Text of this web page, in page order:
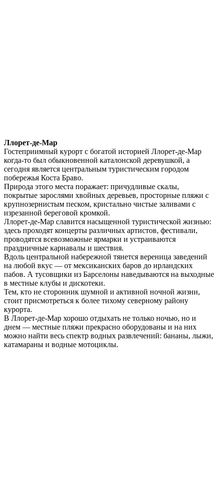
Ллорет‑де‑Мар
Гостеприимный курорт с богатой историей Ллорет-де-Мар
когда-то был обыкновенной каталонской деревушкой, а
сегодня является центральным туристическим городом
побережья Коста Браво.
Природа этого места поражает: причудливые скалы,
покрытые зарослями хвойных деревьев, просторные пляжи с
крупнозернистым песком, кристально чистые заливами с
изрезанной береговой кромкой.
Ллорет-де-Мар славится насыщенной туристической жизнью:
здесь проходят концерты различных артистов, фестивали,
проводятся всевозможные ярмарки и устраиваются
праздничные карнавалы и шествия.
Вдоль центральной набережной тянется вереница заведений
на любой вкус — от мексиканских баров до ирландских
пабов. А тусовщики из Барселоны наведываются на выходные
в местные клубы и дискотеки.
Тем, кто не сторонник шумной и активной ночной жизни,
стоит присмотреться к более тихому северному району
курорта.
В Ллорет‑де‑Мар хорошо отдыхать не только ночью, но и
днем — местные пляжи прекрасно оборудованы и на них
можно найти весь спектр водных развлечений: бананы, лыжи,
катамараны и водные мотоциклы.